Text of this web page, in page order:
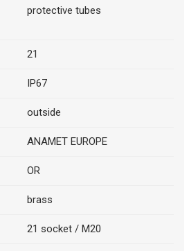
protective tubes
21
IP67
outside
ANAMET EUROPE
OR
brass
21 socket / M20